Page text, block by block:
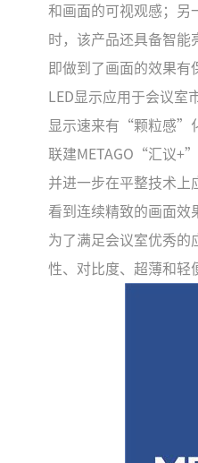
和画面的可视观感；另
时，该产品还具备智能
即做到了画面的效果有
LED显示应用于会议
显示速来有“颗粒感”
联建METAGO“汇议
并进一步在平整技术上
看到连续精致的画面效
为了满足会议室优秀
性、对比度、超薄和轻